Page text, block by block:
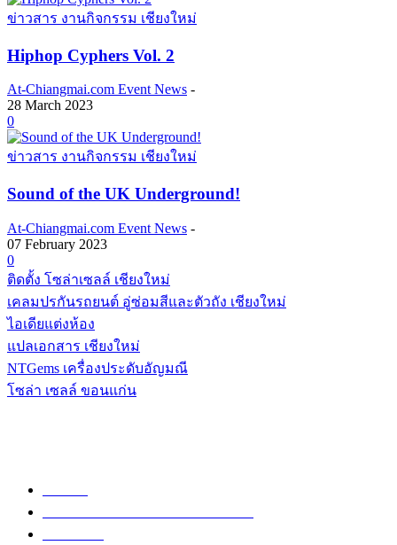
ข่าวสาร งานกิจกรรม เชียงใหม่
Hiphop Cyphers Vol. 2
At-Chiangmai.com Event News -
28 March 2023
0
ข่าวสาร งานกิจกรรม เชียงใหม่
Sound of the UK Underground!
At-Chiangmai.com Event News -
07 February 2023
0
ติดตั้ง โซล่าเซลล์ เชียงใหม่
เคลมปรกันรถยนต์ อู่ซ่อมสีและตัวถัง เชียงใหม่
ไอเดียแต่งห้อง
แปลเอกสาร เชียงใหม่
NTGems เครื่องประดับอัญมณี
โซล่า เซลล์ ขอนแก่น